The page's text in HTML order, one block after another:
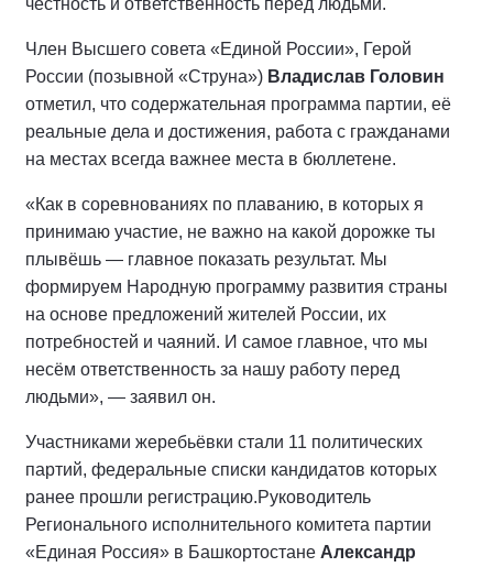
честность и ответственность перед людьми.
Член Высшего совета «Единой России», Герой
России (позывной «Струна») Владислав Головин
отметил, что содержательная программа партии, её
реальные дела и достижения, работа с гражданами
на местах всегда важнее места в бюллетене.
«Как в соревнованиях по плаванию, в которых я
принимаю участие, не важно на какой дорожке ты
плывёшь — главное показать результат. Мы
формируем Народную программу развития страны
на основе предложений жителей России, их
потребностей и чаяний. И самое главное, что мы
несём ответственность за нашу работу перед
людьми», — заявил он.
Участниками жеребьёвки стали 11 политических
партий, федеральные списки кандидатов которых
ранее прошли регистрацию.Руководитель
Регионального исполнительного комитета партии
«Единая Россия» в Башкортостане Александр